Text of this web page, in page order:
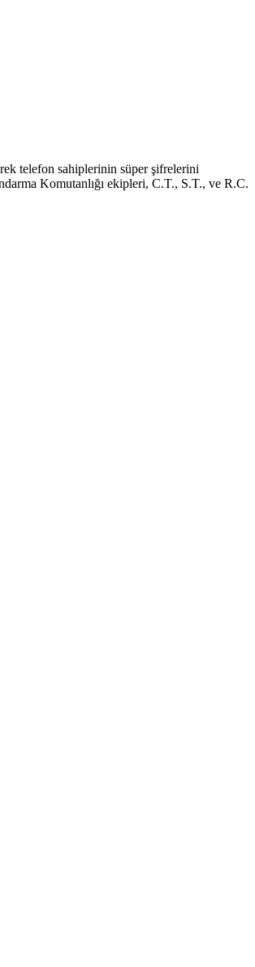
telefon sahiplerinin süper şifrelerini
Komutanlığı ekipleri, C.T., S.T., ve R.C.